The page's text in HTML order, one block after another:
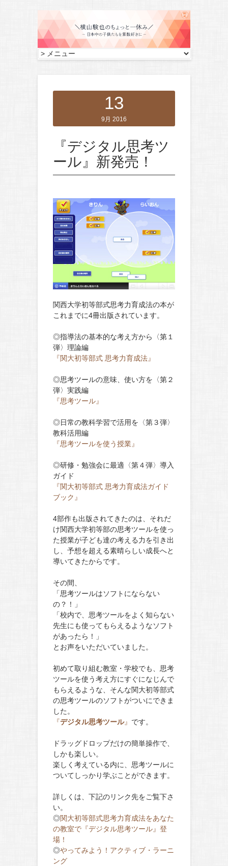
13
9月 2016
『デジタル思考ツ
ール』新発売！
関西大学初等部式思考力育成法の本が
これまでに4冊出版されています。
◎指導法の基本的な考え方から〈第１
弾〉理論編
『関大初等部式 思考力育成法』
◎思考ツールの意味、使い方を〈第２
弾〉実践編
『思考ツール』
◎日常の教科学習で活用を〈第３弾〉
教科活用編
『思考ツールを使う授業』
◎研修・勉強会に最適〈第４弾〉導入
ガイド
『関大初等部式 思考力育成法ガイド
ブック』
4部作も出版されてきたのは、それだ
け関西大学初等部の思考ツールを使っ
た授業が子ども達の考える力を引き出
し、予想を超える素晴らしい成長へと
導いてきたからです。
その間、
「思考ツールはソフトにならない
の？！」
「校内で、思考ツールをよく知らない
先生にも使ってもらえるようなソフト
があったら！」
とお声をいただいていました。
初めて取り組む教室・学校でも、思考
ツールを使う考え方にすぐになじんで
もらえるような、そんな関大初等部式
の思考ツールのソフトがついにできま
した。
『デジタル思考ツール』 です。
ドラッグドロップだけの簡単操作で、
しかも楽しい。
楽しく考えている内に、思考ツールに
ついてしっかり学ぶことができます。
詳しくは、下記のリンク先をご覧下さ
い。
◎関大初等部式思考力育成法をあなた
の教室で『デジタル思考ツール』登
場！
◎やってみよう！アクティブ・ラーニ
ング